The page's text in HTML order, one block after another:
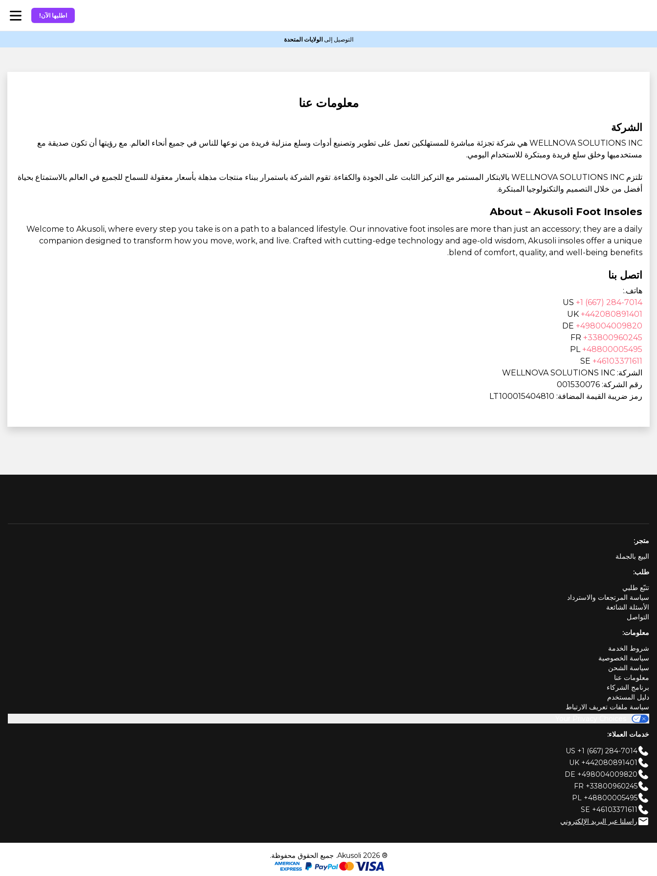
اطلبها الآن!
التوصيل إلى الولايات المتحدة
معلومات عنا
الشركة
WELLNOVA SOLUTIONS INC هي شركة تجزئة مباشرة للمستهلكين تعمل على تطوير وتصنيع أدوات وسلع منزلية فريدة من نوعها للناس في جميع أنحاء العالم. مع رؤيتها أن تكون صديقة مع
مستخدميها وخلق سلع فريدة ومبتكرة للاستخدام اليومي.
تلتزم WELLNOVA SOLUTIONS INC بالابتكار المستمر مع التركيز الثابت على الجودة والكفاءة. تقوم الشركة باستمرار ببناء منتجات مذهلة بأسعار معقولة للسماح للجميع في العالم بالاستمتاع بحياة
أفضل من خلال التصميم والتكنولوجيا المبتكرة.
About – Akusoli Foot Insoles
Welcome to Akusoli, where every step you take is on a path to a balanced lifestyle. Our innovative foot insoles are more than just an accessory; they are a daily
companion designed to transform how you move, work, and live. Crafted with cutting-edge technology and age-old wisdom, Akusoli insoles offer a unique
blend of comfort, quality, and well-being benefits.
اتصل بنا
هاتف.:
US +1 (667) 284-7014
UK +442080891401
DE +498004009820
FR +33800960245
PL +48800005495
SE +46103371611
الشركة: WELLNOVA SOLUTIONS INC
رقم الشركة: 001530076
رمز ضريبة القيمة المضافة: LT100015404810
متجر:
البيع بالجملة
طلب:
تتبّع طلبي
سياسة المرتجعات والاسترداد
الأسئلة الشائعة
التواصل
معلومات:
شروط الخدمة
سياسة الخصوصية
سياسة الشحن
معلومات عنا
برنامج الشركاء
دليل المستخدم
سياسة ملفات تعريف الارتباط
خدمات العملاء:
US +1 (667) 284-7014
UK +442080891401
DE +498004009820
FR +33800960245
PL +48800005495
SE +46103371611
راسلنا عبر البريد الإلكتروني
® 2026 Akusoli. جميع الحقوق محفوظة.